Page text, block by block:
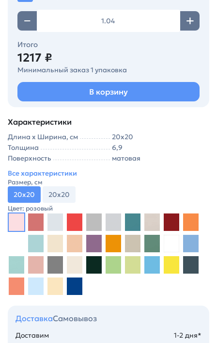
Итого
1217 ₽
Минимальный заказ 1 упаковка
В корзину
Характеристики
Длина х Ширина, см
20х20
Толщина
6,9
Поверхность
матовая
Все характеристики
Размер, см
20х20 20х20
Цвет: розовый
ДоставкаСамовывоз
Доставим
1-2 дня*